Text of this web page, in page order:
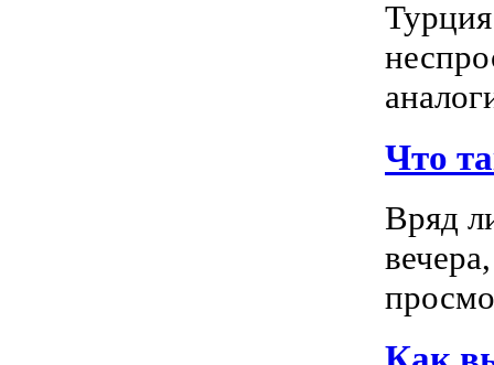
Что
Вряд